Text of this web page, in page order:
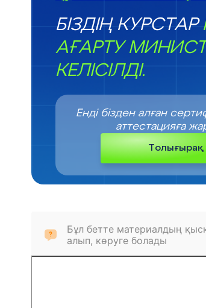
БІЗДІҢ КУРСТАР
АҒАРТУ
КЕЛІСІЛДІ.
Енді бізден алған
аттестацияға
Толығырақ
Бұл бетте материалдың
алып, көруге болады